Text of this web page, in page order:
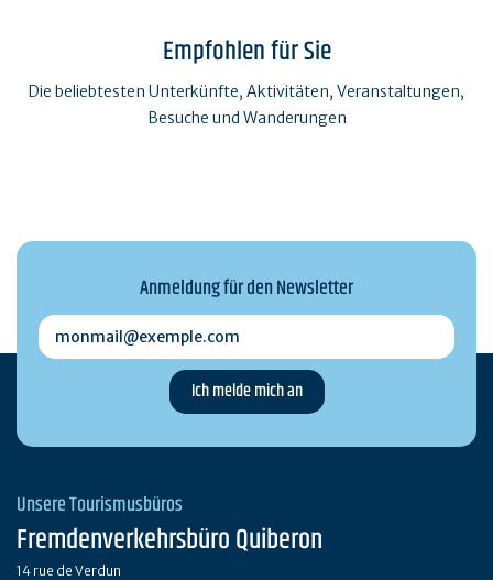
Empfohlen für Sie
Die beliebtesten Unterkünfte, Aktivitäten, Veranstaltungen,
Besuche und Wanderungen
Anmeldung für den Newsletter
monmail@exemple.com
Unsere Tourismusbüros
Fremdenverkehrsbüro Quiberon
14 rue de Verdun